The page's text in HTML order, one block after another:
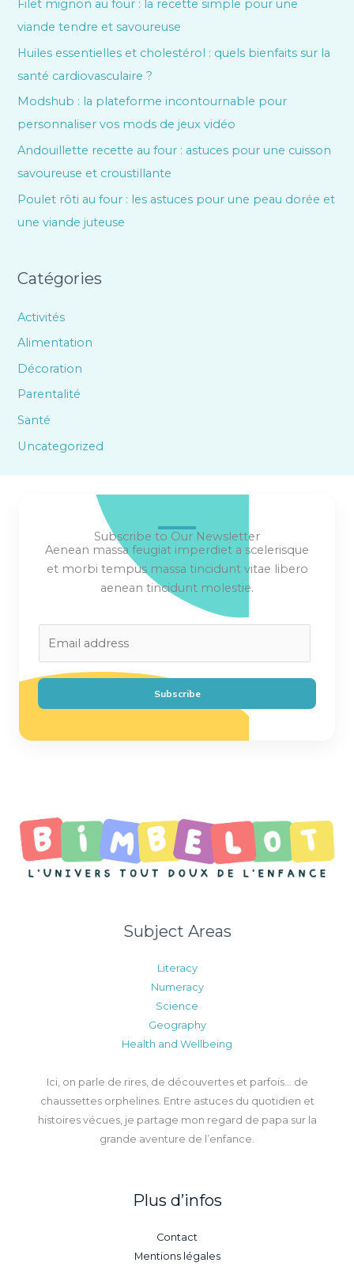
Filet mignon au four : la recette simple pour une
viande tendre et savoureuse
Huiles essentielles et cholestérol : quels bienfaits sur la
santé cardiovasculaire ?
Modshub : la plateforme incontournable pour
personnaliser vos mods de jeux vidéo
Andouillette recette au four : astuces pour une cuisson
savoureuse et croustillante
Poulet rôti au four : les astuces pour une peau dorée et
une viande juteuse
Catégories
Activités
Alimentation
Décoration
Parentalité
Santé
Uncategorized
Subscribe to Our Newsletter
Aenean massa feugiat imperdiet a scelerisque
et morbi tempus massa tincidunt vitae libero
aenean tincidunt molestie.
l
Subscribe
Subject Areas
Literacy
Numeracy
Science
Geography
Health and Wellbeing
Ici, on parle de rires, de découvertes et parfois… de
chaussettes orphelines. Entre astuces du quotidien et
histoires vécues, je partage mon regard de papa sur la
grande aventure de l’enfance.
Plus d’infos
Contact
Mentions légales